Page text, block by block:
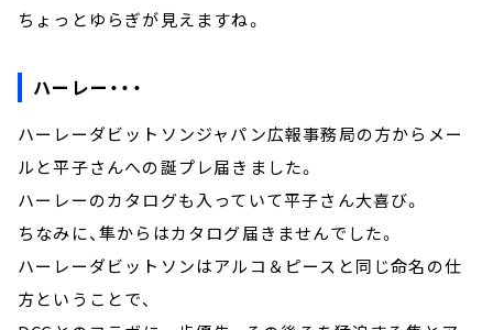
ちょっとゆらぎが見えますね。
ハーレー・・・
ハーレーダビットソンジャパン広報事務局の方からメー
ルと平子さんへの誕プレ届きました。
ハーレーのカタログも入っていて平子さん大喜び。
ちなみに、隼からはカタログ届きませんでした。
ハーレーダビットソンはアルコ＆ピースと同じ命名の仕
方ということで、